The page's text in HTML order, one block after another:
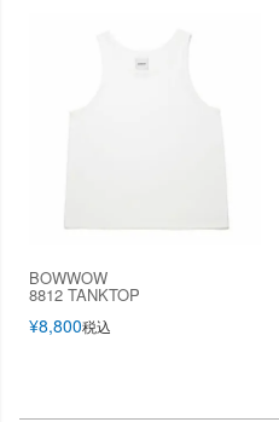
BOWWOW
8812 TANKTOP
¥8,800税込